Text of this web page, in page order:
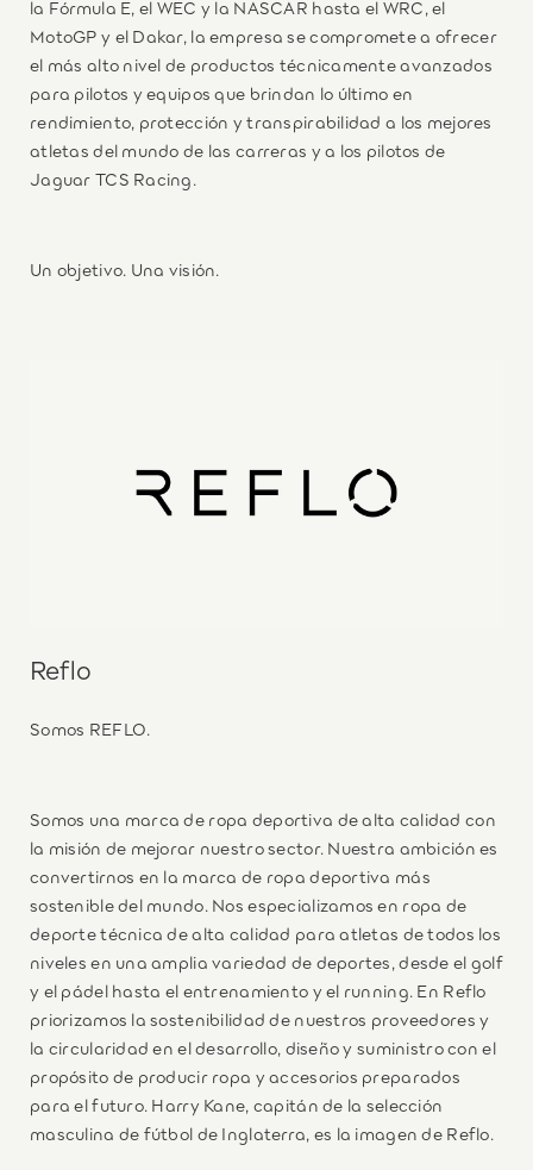
la Fórmula E, el WEC y la NASCAR hasta el WRC, el
MotoGP y el Dakar, la empresa se compromete a ofrecer
el más alto nivel de productos técnicamente avanzados
para pilotos y equipos que brindan lo último en
rendimiento, protección y transpirabilidad a los mejores
atletas del mundo de las carreras y a los pilotos de
Jaguar TCS Racing.
Un objetivo. Una visión.
Reflo
Somos REFLO.
Somos una marca de ropa deportiva de alta calidad con
la misión de mejorar nuestro sector. Nuestra ambición es
convertirnos en la marca de ropa deportiva más
sostenible del mundo. Nos especializamos en ropa de
deporte técnica de alta calidad para atletas de todos los
niveles en una amplia variedad de deportes, desde el golf
y el pádel hasta el entrenamiento y el running. En Reflo
priorizamos la sostenibilidad de nuestros proveedores y
la circularidad en el desarrollo, diseño y suministro con el
propósito de producir ropa y accesorios preparados
para el futuro. Harry Kane, capitán de la selección
masculina de fútbol de Inglaterra, es la imagen de Reflo.